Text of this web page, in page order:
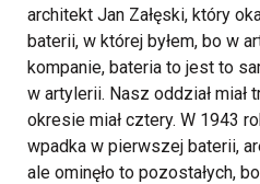
architekt Jan Załęski, który
baterii, w której byłem, bo w
kompanie, bateria to jest to
w artylerii. Nasz oddział miał
okresie miał cztery. W 1943
wpadka w pierwszej baterii,
ale ominęło to pozostałych,